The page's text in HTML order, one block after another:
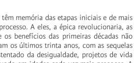
memória das etapas iniciais e de mais
A eles, a épica revolucionaria, as
os benefícios das primeiras décadas não
os últimos trinta anos, com as sequelas
da desigualdade, projetos de vida